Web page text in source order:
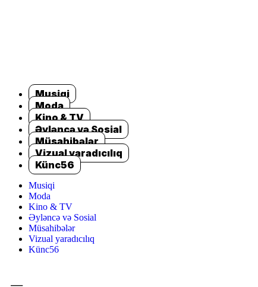
Musiqi
Moda
Kino & TV
Əyləncə və Sosial
Müsahibələr
Vizual yaradıcılıq
Künc56
Musiqi
Moda
Kino & TV
Əyləncə və Sosial
Müsahibələr
Vizual yaradıcılıq
Künc56